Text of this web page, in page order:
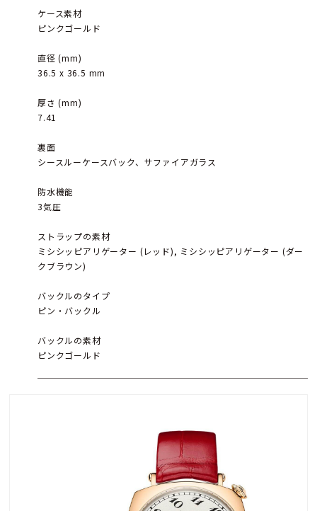
ケース素材
ピンクゴールド
直径 (mm)
36.5 x 36.5 mm
厚さ (mm)
7.41
裏面
シースルーケースバック、サファイアガラス
防水機能
3気圧
ストラップの素材
ミシシッピアリゲーター (レッド), ミシシッピアリゲーター (ダー
クブラウン)
バックルのタイプ
ピン・バックル
バックルの素材
ピンクゴールド